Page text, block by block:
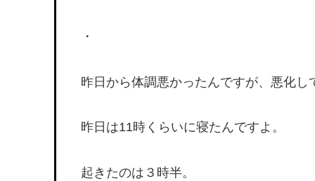
・
昨日から体調悪かったんですが、悪化し
昨日は11時くらいに寝たんですよ。
起きたのは３時半。